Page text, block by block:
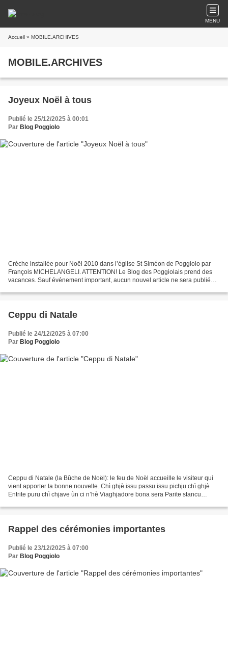
MENU
Accueil » MOBILE.ARCHIVES
MOBILE.ARCHIVES
Joyeux Noël à tous
Publié le 25/12/2025 à 00:01
Par Blog Poggiolo
Crèche installée pour Noël 2010 dans l’église St Siméon de Poggiolo par
François MICHELANGELI. ATTENTION! Le Blog des Poggiolais prend des
vacances. Sauf événement important, aucun nouvel article ne sera publié
Ceppu di Natale
Publié le 24/12/2025 à 07:00
Par Blog Poggiolo
Ceppu di Natale (la Bûche de Noël): le feu de Noël accueille le visiteur qui
vient apporter la bonne nouvelle. Chì ghjè issu passu issu pichju chì ghjè
Entrite puru chì chjave ùn ci n’hè Viaghjadore bona sera Parite stancu
Rappel des cérémonies importantes
Publié le 23/12/2025 à 07:00
Par Blog Poggiolo